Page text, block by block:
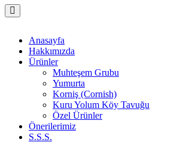
Anasayfa
Hakkımızda
Ürünler
Muhteşem Grubu
Yumurta
Korniş (Cornish)
Kuru Yolum Köy Tavuğu
Özel Ürünler
Önerilerimiz
S.S.S.